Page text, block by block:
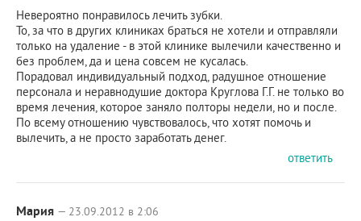
Невероятно понравилось лечить зубки.
То, за что в других клиниках браться не хотели и отправляли
только на удаление - в этой клинике вылечили качественно и
без проблем, да и цена совсем не кусалась.
Порадовал индивидуальный подход, радушное отношение
персонала и неравнодушие доктора Круглова Г.Г. не только во
время лечения, которое заняло полторы недели, но и после.
По всему отношению чувствовалось, что хотят помочь и
вылечить, а не просто заработать денег.
ответить
Мария — 23.09.2012 в 2:06